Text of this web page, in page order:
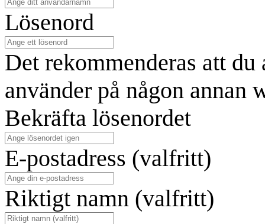
Lösenord
Det rekommenderas att
använder på någon annan
Bekräfta lösenordet
E-postadress (valfritt)
Riktigt namn (valfritt)